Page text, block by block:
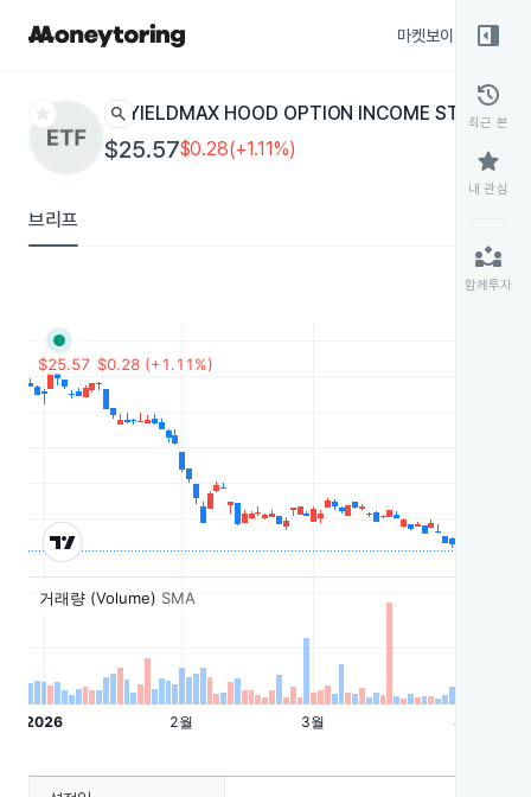
마켓보이스
star search YIELDMAX HOOD OPTION INCOME
$25.57$0.28(+1.11%)
브리프
right_panel_open
history
최근 본
star
내 관심
partner_exchange
함께투자